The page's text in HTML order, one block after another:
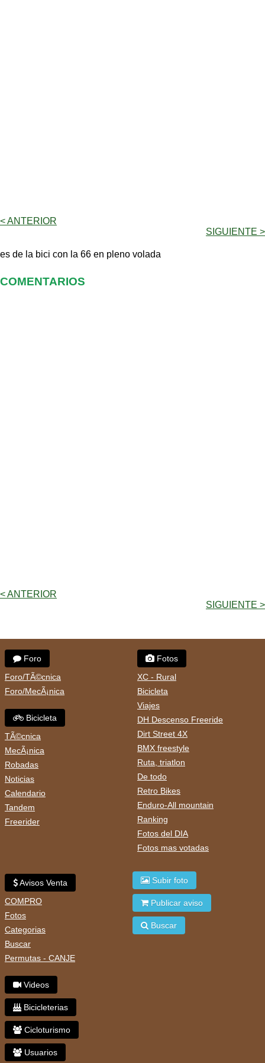
< ANTERIOR
SIGUIENTE >
es de la bici con la 66 en pleno volada
COMENTARIOS
< ANTERIOR
SIGUIENTE >
Foro
Foro/TÃ©cnica
Foro/MecÃ¡nica
Bicicleta
TÃ©cnica
MecÃ¡nica
Robadas
Noticias
Calendario
Tandem
Freerider
Fotos
XC - Rural
Bicicleta
Viajes
DH Descenso Freeride
Dirt Street 4X
BMX freestyle
Ruta, triatlon
De todo
Retro Bikes
Enduro-All mountain
Ranking
Fotos del DIA
Fotos mas votadas
Avisos Venta
COMPRO
Fotos
Categorias
Buscar
Permutas - CANJE
Videos
Bicicleterias
Cicloturismo
Usuarios
Subir foto
Publicar aviso
Buscar